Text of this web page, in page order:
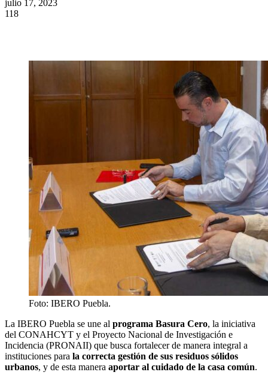
julio 17, 2023
118
Foto: IBERO Puebla.
La IBERO Puebla se une al programa Basura Cero, la iniciativa
del CONAHCYT y el Proyecto Nacional de Investigación e
Incidencia (PRONAII) que busca fortalecer de manera integral a
instituciones para la correcta gestión de sus residuos sólidos
urbanos, y de esta manera aportar al cuidado de la casa común.